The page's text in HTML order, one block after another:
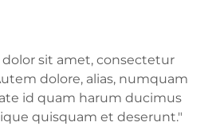
sit amet, consectetur
dolore, alias, numquam
id quam harum ducimus
quisquam et deserunt."